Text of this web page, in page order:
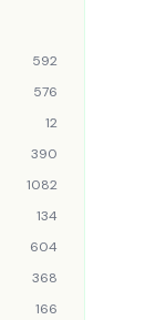
592
576
12
390
1082
134
604
368
166